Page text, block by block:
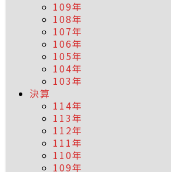
109年
108年
107年
106年
105年
104年
103年
決算
114年
113年
112年
111年
110年
109年